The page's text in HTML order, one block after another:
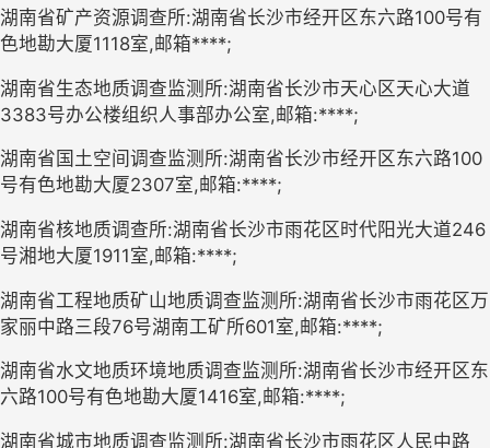
湖南省矿产资源调查所:湖南省长沙市经开区东六路100号有
色地勘大厦1118室,邮箱****;
湖南省生态地质调查监测所:湖南省长沙市天心区天心大道
3383号办公楼组织人事部办公室,邮箱:****;
湖南省国土空间调查监测所:湖南省长沙市经开区东六路100
号有色地勘大厦2307室,邮箱:****;
湖南省核地质调查所:湖南省长沙市雨花区时代阳光大道246
号湘地大厦1911室,邮箱:****;
湖南省工程地质矿山地质调查监测所:湖南省长沙市雨花区万
家丽中路三段76号湖南工矿所601室,邮箱:****;
湖南省水文地质环境地质调查监测所:湖南省长沙市经开区东
六路100号有色地勘大厦1416室,邮箱:****;
湖南省城市地质调查监测所:湖南省长沙市雨花区人民中路